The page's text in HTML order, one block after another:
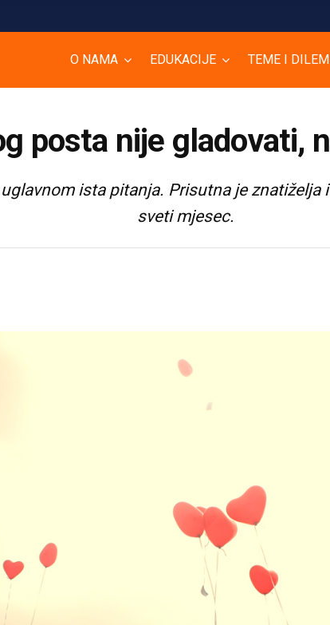
O NAMA EDUKACIJE TEME I
posta nije gladovati,
ista pitanja. Prisutna je
sveti mjesec.